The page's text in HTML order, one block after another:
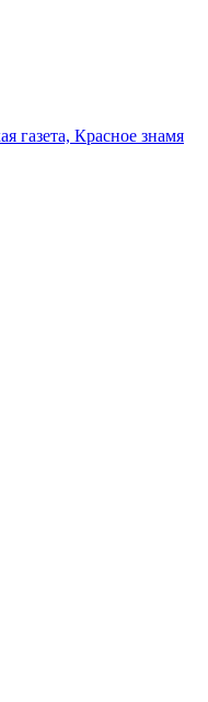
газета, Красное знамя